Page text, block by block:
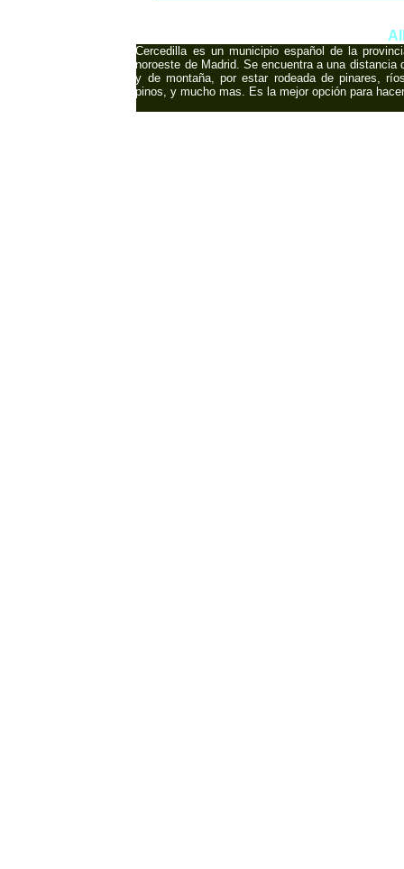
Cercedilla es un municipio español de la
noroeste de Madrid. Se encuentra a una
y de montaña, por estar rodeada de pinares,
pinos, y mucho mas. Es la mejor opción para